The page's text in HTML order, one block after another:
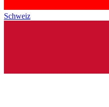
Schweiz